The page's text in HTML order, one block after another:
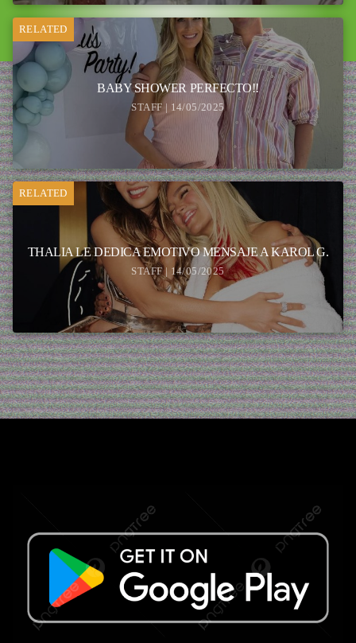
RELATED
BABY SHOWER PERFECTO!!
STAFF | 14/05/2025
RELATED
THALIA LE DEDICA EMOTIVO MENSAJE A KAROL G.
STAFF | 14/05/2025